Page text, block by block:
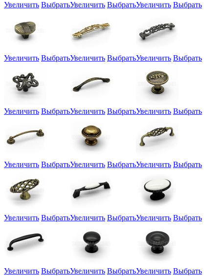
Увеличить ВыбратьУвеличить ВыбратьУвеличить Выбрать
Увеличить ВыбратьУвеличить ВыбратьУвеличить Выбрать
Увеличить ВыбратьУвеличить ВыбратьУвеличить Выбрать
Увеличить ВыбратьУвеличить ВыбратьУвеличить Выбрать
Увеличить ВыбратьУвеличить ВыбратьУвеличить Выбрать
Увеличить ВыбратьУвеличить ВыбратьУвеличить Выбрать